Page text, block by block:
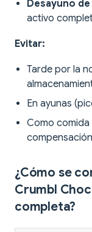
Desayuno
activo
Evitar:
Tarde por la
En ayunas
Como
¿Cómo se
Crumbl
completa?